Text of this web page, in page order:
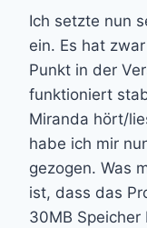
Ich setzte nun
ein. Es hat
Punkt in der
funktioniert
Miranda hört/
habe ich mir
gezogen. Was
ist, dass das
30MB